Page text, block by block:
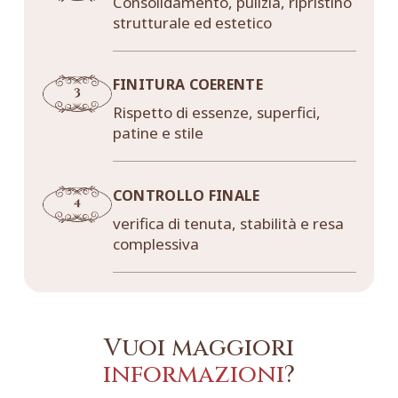
strutturale ed estetico
FINITURA COERENTE
Rispetto di essenze, superfici,
patine e stile
CONTROLLO FINALE
verifica di tenuta, stabilità e resa
complessiva
Vuoi maggiori
informazioni?